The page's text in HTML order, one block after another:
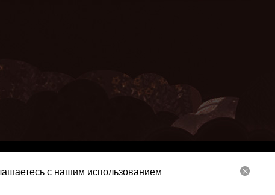
Service Privacy Policy
Contact Us
Game Limited. All Rights Reserved
с нашим использованием